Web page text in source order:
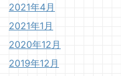
2021年4月
2021年1月
2020年12月
2019年12月